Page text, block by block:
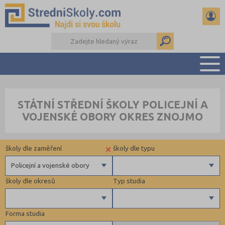
PŘÍPRAVA NA PŘIJÍMAČKY
DŮLEŽITÉ TERMÍNY
DALŠÍ DRUHY ŠKOL
STÁTNÍ STŘEDNÍ ŠKOLY POLICEJNÍ A
VOJENSKÉ OBORY OKRES ZNOJMO
Forma studia
Typ studia
školy dle okresů
školy dle typu
×
Policejní a vojenské obory
školy dle zaměření
Gymnázia
6 letá gymnázia